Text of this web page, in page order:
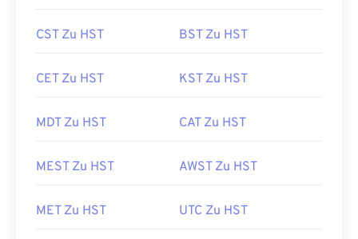
CST Zu HST BST Zu HST
CET Zu HST KST Zu HST
MDT Zu HST CAT Zu HST
MEST Zu HST AWST Zu HST
MET Zu HST UTC Zu HST